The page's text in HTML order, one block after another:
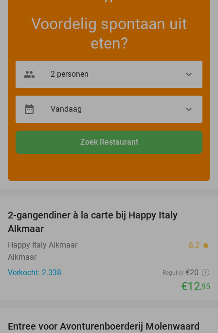
Voordelig spontaan uit
eten?
Zoek Restaurant
2-gangendiner à la carte bij Happy Italy
Alkmaar
Happy Italy Alkmaar 8.2 star
Alkmaar
Verkocht: 2.338
Regulier €20
€12,95
Entree voor Avonturenboerderij Molenwaard